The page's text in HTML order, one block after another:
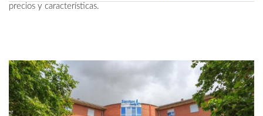
precios y características.